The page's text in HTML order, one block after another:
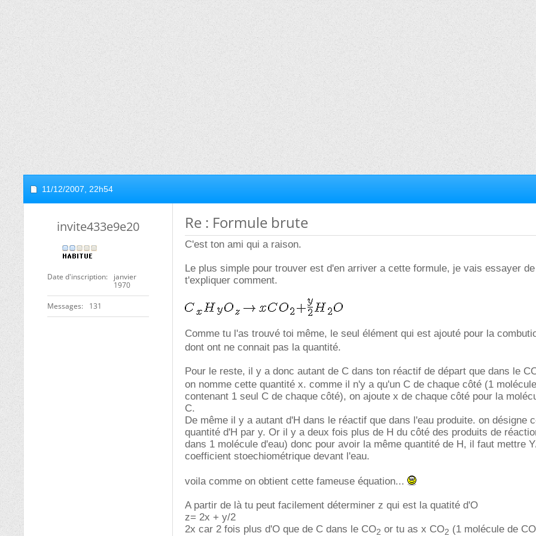
11/12/2007, 22h54
invite433e9e20
Date d'inscription
janvier
1970
Messages 131
Re : Formule brute
C'est ton ami qui a raison.
Le plus simple pour trouver est d'en arriver a cette formule, je vais essayer de
t'expliquer comment.
Comme tu l'as trouvé toi même, le seul élément qui est ajouté pour la
dont ont ne connait pas la quantité.
Pour le reste, il y a donc autant de C dans ton réactif de départ que dans le
on nomme cette quantité x. comme il n'y a qu'un C de chaque côté (1 molécule
contenant 1 seul C de chaque côté), on ajoute x de chaque côté pour la
C.
De même il y a autant d'H dans le réactif que dans l'eau produite. on désigne
quantité d'H par y. Or il y a deux fois plus de H du côté des produits de
dans 1 molécule d'eau) donc pour avoir la même quantité de H, il faut mettre
coefficient stoechiométrique devant l'eau.
voila comme on obtient cette fameuse équation...
A partir de là tu peut facilement déterminer z qui est la quatité d'O
z= 2x + y/2
2x car 2 fois plus d'O que de C dans le CO2 or tu as x CO2 (1 molécule de CO